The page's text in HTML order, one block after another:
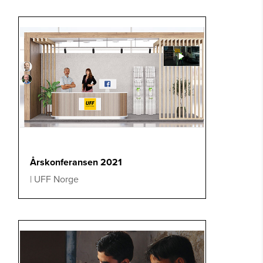
Årskonferansen 2021
| UFF Norge